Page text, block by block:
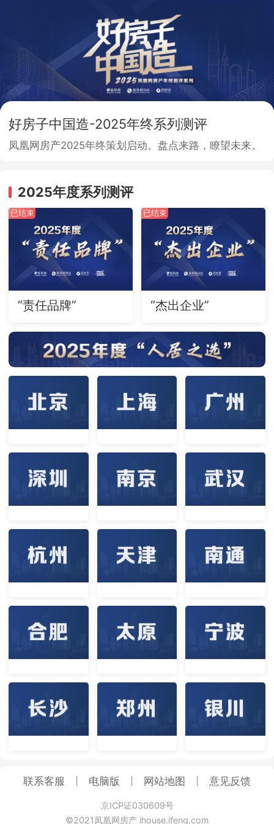
好房子中国造-2025年终系列测评
凤凰网房产2025年终策划启动。盘点来路，瞭望未来。
2025年度系列测评
已结束
“责任品牌”
已结束
“杰出企业”
联系客服 | 电脑版 | 网站地图 | 意见反馈
京ICP证030609号
©2021凤凰网房产 ihouse.ifeng.com